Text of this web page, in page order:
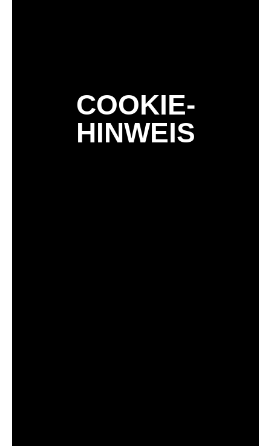
COOKIE-
HINWEIS